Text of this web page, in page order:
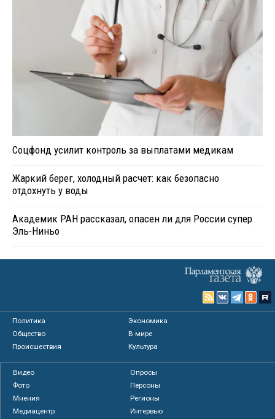
Соцфонд усилит контроль за выплатами медикам
Жаркий берег, холодный расчет: как безопасно
отдохнуть у воды
Академик РАН рассказал, опасен ли для России супер
Эль-Ниньо
Политика
Экономика
Общество
В мире
Происшествия
Культура
Видео
Опросы
Фото
Персоны
Мнения
Регионы
Медиацентр
Интервью